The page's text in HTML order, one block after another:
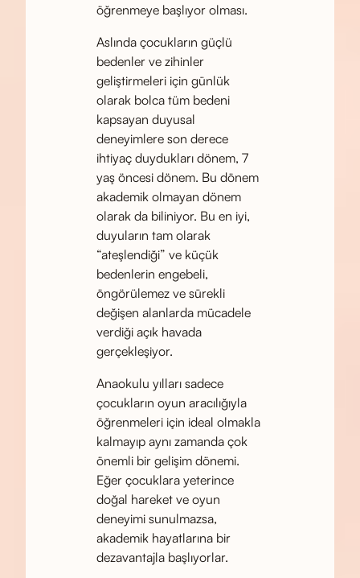
öğrenmeye başlıyor olması.
Aslında çocukların güçlü
bedenler ve zihinler
geliştirmeleri için günlük
olarak bolca tüm bedeni
kapsayan duyusal
deneyimlere son derece
ihtiyaç duydukları dönem, 7
yaş öncesi dönem. Bu dönem
akademik olmayan dönem
olarak da biliniyor. Bu en iyi,
duyuların tam olarak
“ateşlendiği” ve küçük
bedenlerin engebeli,
öngörülemez ve sürekli
değişen alanlarda mücadele
verdiği açık havada
gerçekleşiyor.
Anaokulu yılları sadece
çocukların oyun aracılığıyla
öğrenmeleri için ideal olmakla
kalmayıp aynı zamanda çok
önemli bir gelişim dönemi.
Eğer çocuklara yeterince
doğal hareket ve oyun
deneyimi sunulmazsa,
akademik hayatlarına bir
dezavantajla başlıyorlar.